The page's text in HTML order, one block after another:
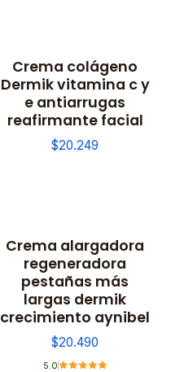
No disponible
Crema colágeno
Dermik vitamina c y
e antiarrugas
reafirmante facial
$20.249
Crema alargadora
regeneradora
pestañas más
largas dermik
crecimiento aynibel
$20.490
5.0